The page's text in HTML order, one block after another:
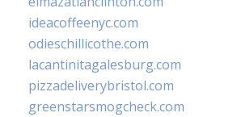
ideacoffeenyc.com
odieschillicothe.com
lacantinitagalesburg.com
pizzadeliverybristol.com
greenstarsmogcheck.com